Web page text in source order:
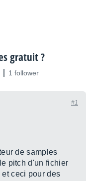
gratuit ?
1 follower
#1
de samples
pitch d'un fichier
ceci pour des